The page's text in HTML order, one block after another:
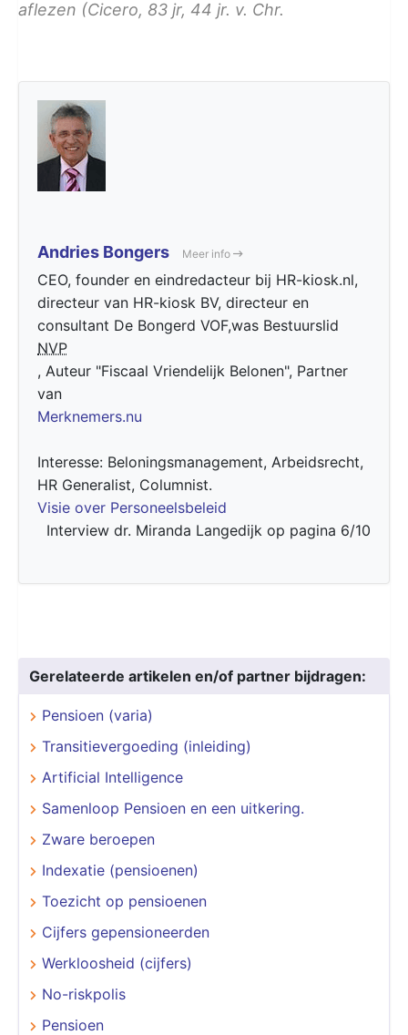
aflezen (Cicero, 83 jr, 44 jr. v. Chr.
Andries Bongers Meer info
CEO, founder en eindredacteur bij HR-kiosk.nl,
directeur van HR-kiosk BV, directeur en
consultant De Bongerd VOF,was Bestuurslid
NVP
, Auteur "Fiscaal Vriendelijk Belonen", Partner
van
Merknemers.nu
Interesse: Beloningsmanagement, Arbeidsrecht,
HR Generalist, Columnist.
Visie over Personeelsbeleid
Interview dr. Miranda Langedijk op pagina 6/10
Gerelateerde artikelen en/of partner bijdragen:
Pensioen (varia)
Transitievergoeding (inleiding)
Artificial Intelligence
Samenloop Pensioen en een uitkering.
Zware beroepen
Indexatie (pensioenen)
Toezicht op pensioenen
Cijfers gepensioneerden
Werkloosheid (cijfers)
No-riskpolis
Pensioen